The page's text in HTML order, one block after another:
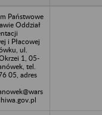
Państwowe
Oddział
i Płacowej
ul.
1, 05-
tel.
05, adres